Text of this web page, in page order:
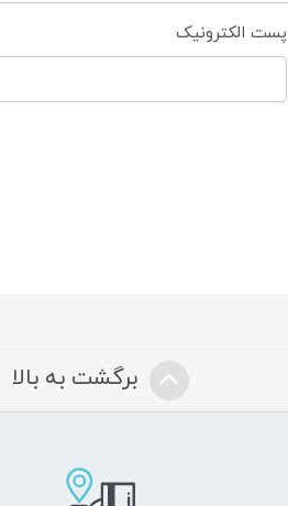
پست الکترونیک
برگشت به بالا